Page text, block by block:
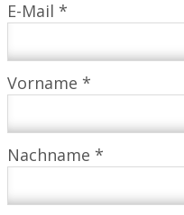
E-Mail *
Vorname *
Nachname *